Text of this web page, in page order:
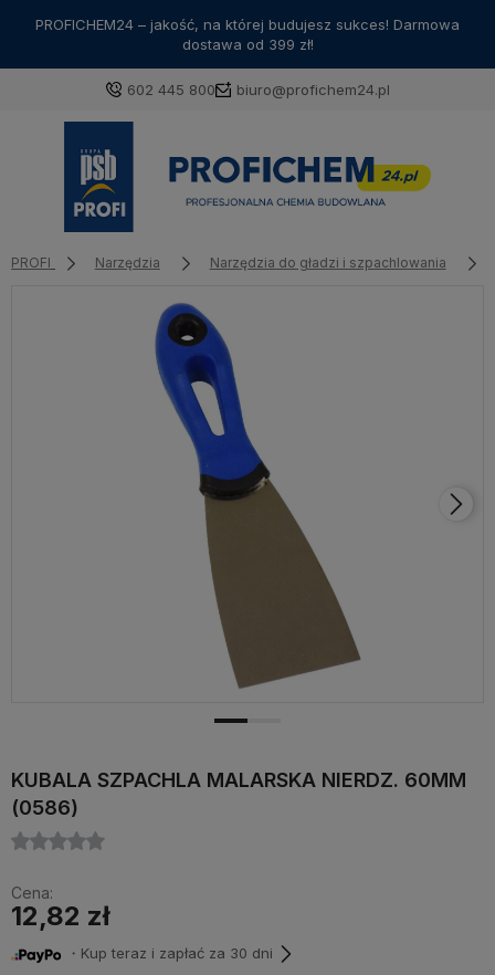
PROFICHEM24 – jakość, na której budujesz sukces! Darmowa
dostawa od 399 zł!
602 445 800 biuro@profichem24.pl
PROFI Narzędzia Narzędzia do gładzi i szpachlowania
KUBALA SZPACHLA MALARSKA NIERDZ. 60MM
(0586)
Cena:
12,82 zł
・Kup teraz i zapłać za 30 dni